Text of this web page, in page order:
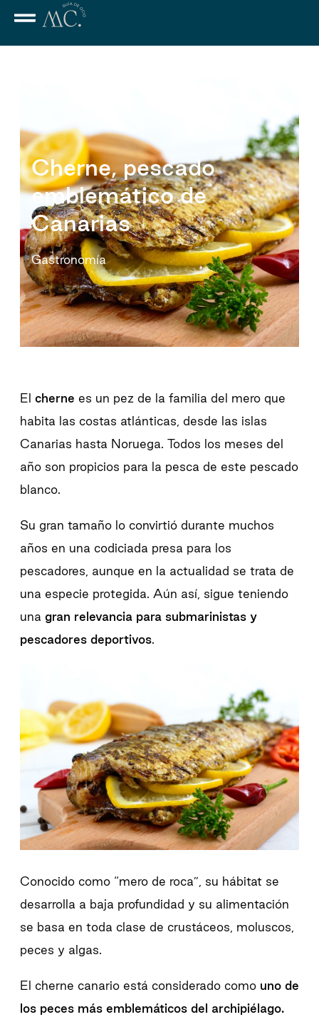
Cherne, pescado
emblemático de
Canarias
Gastronomía
El cherne es un pez de la familia del mero que
habita las costas atlánticas, desde las islas
Canarias hasta Noruega. Todos los meses del
año son propicios para la pesca de este pescado
blanco.
Su gran tamaño lo convirtió durante muchos
años en una codiciada presa para los
pescadores, aunque en la actualidad se trata de
una especie protegida. Aún así, sigue teniendo
una gran relevancia para submarinistas y
pescadores deportivos.
Conocido como “mero de roca”, su hábitat se
desarrolla a baja profundidad y su alimentación
se basa en toda clase de crustáceos, moluscos,
peces y algas.
El cherne canario está considerado como uno de
los peces más emblemáticos del archipiélago.